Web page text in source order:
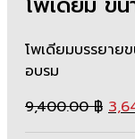
โพเดียมบรรยาย
อบรม
9,400.00฿